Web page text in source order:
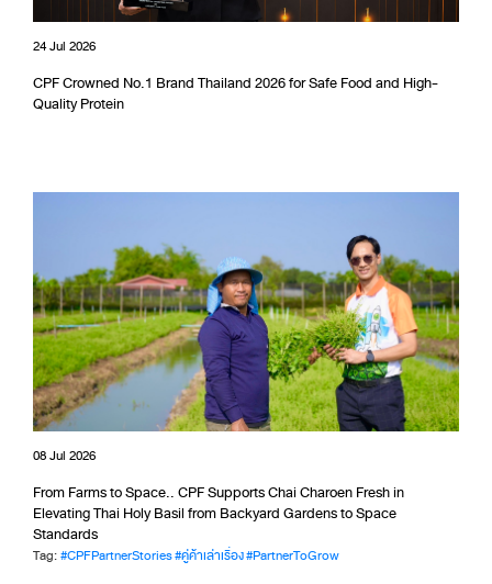
24 Jul 2026
CPF Crowned No.1 Brand Thailand 2026 for Safe Food and High-
Quality Protein
08 Jul 2026
From Farms to Space.. CPF Supports Chai Charoen Fresh in
Elevating Thai Holy Basil from Backyard Gardens to Space
Standards
Tag:#CPFPartnerStories#คู่ค้าเล่าเรื่อง#PartnerToGrow